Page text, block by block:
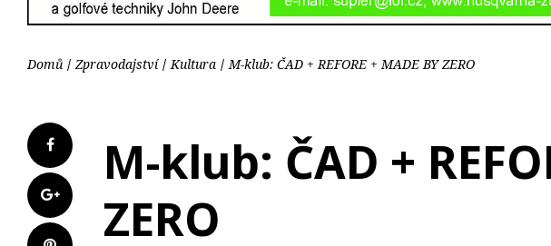
Domů Zpravodajství Kultura M-klub: ČAD + REFORE + MADE BY ZERO
M-klub: ČAD +
ZERO